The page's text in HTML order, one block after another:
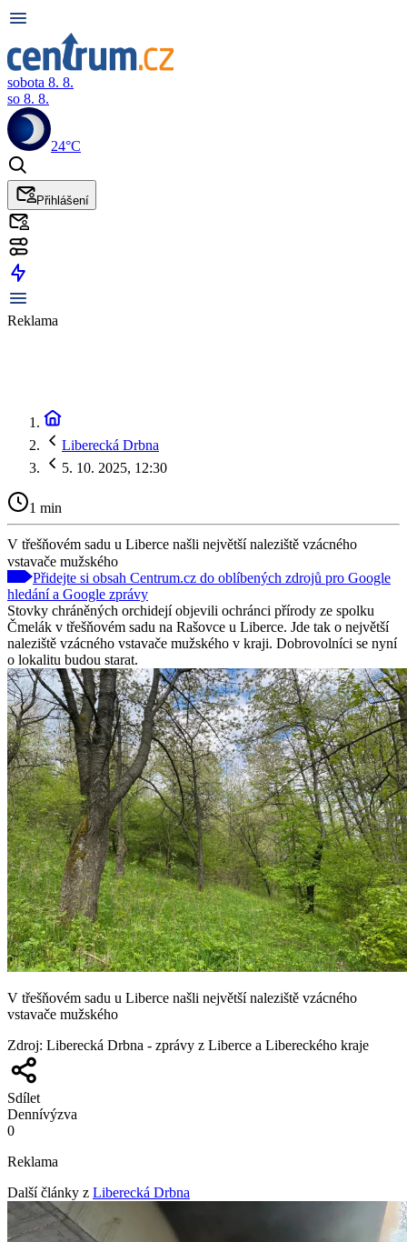
sobota 8. 8.
so 8. 8.
24°C
Přihlášení
Reklama
Liberecká Drbna
5. 10. 2025, 12:30
1 min
V třešňovém sadu u Liberce našli největší naleziště vzácného
vstavače mužského
Přidejte si obsah Centrum.cz do oblíbených zdrojů pro Google
hledání a Google zprávy
Stovky chráněných orchidejí objevili ochránci přírody ze spolku
Čmelák v třešňovém sadu na Rašovce u Liberce. Jde tak o největší
naleziště vzácného vstavače mužského v kraji. Dobrovolníci se nyní
o lokalitu budou starat.
V třešňovém sadu u Liberce našli největší naleziště vzácného
vstavače mužského
Zdroj: Liberecká Drbna - zprávy z Liberce a Libereckého kraje
Sdílet
Dennívýzva
0
Reklama
Další články z Liberecká Drbna